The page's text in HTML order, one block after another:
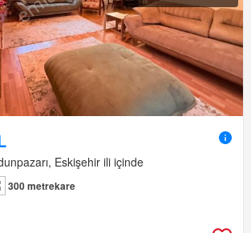
Eskişehir ili içinde
300 metrekare